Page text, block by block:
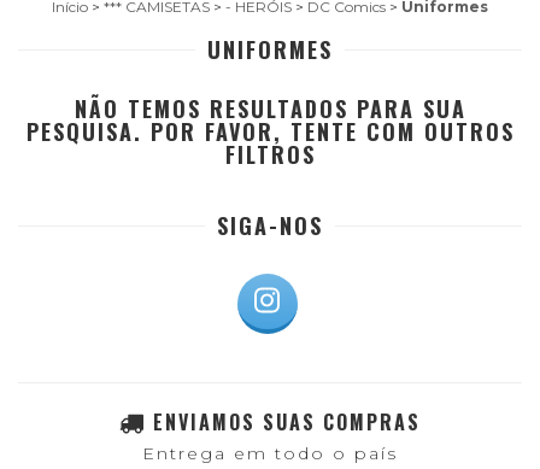
Início > *** CAMISETAS > - HERÓIS > DC Comics > Uniformes
UNIFORMES
NÃO TEMOS RESULTADOS PARA SUA
PESQUISA. POR FAVOR, TENTE COM OUTROS
FILTROS
SIGA-NOS
ENVIAMOS SUAS COMPRAS
Entrega em todo o país